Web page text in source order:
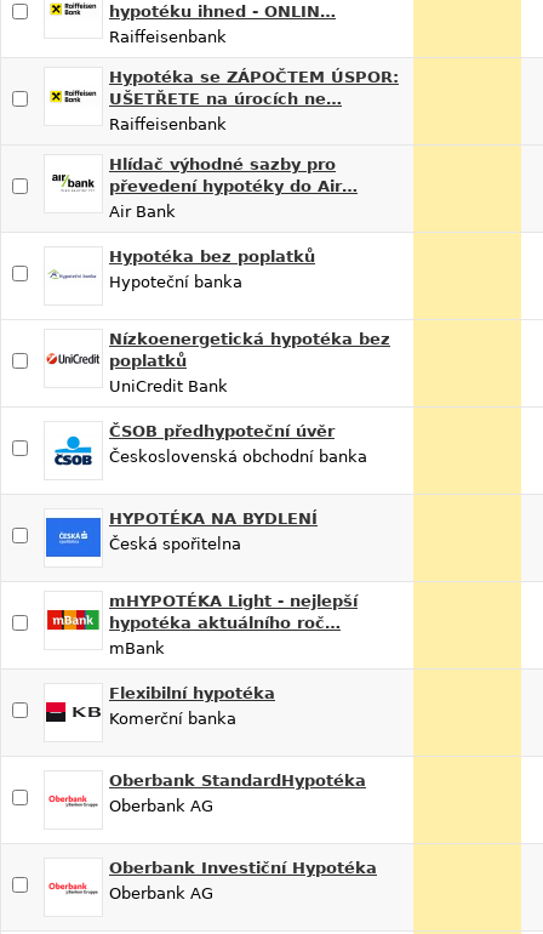
hypotéku ihned - ONLIN…
Raiffeisenbank
Hypotéka se ZÁPOČTEM ÚSPOR:
UŠETŘETE na úrocích ne…
Raiffeisenbank
Hlídač výhodné sazby pro
převedení hypotéky do Air…
Air Bank
Hypotéka bez poplatků
Hypoteční banka
Nízkoenergetická hypotéka bez
poplatků
UniCredit Bank
ČSOB předhypoteční úvěr
Československá obchodní banka
HYPOTÉKA NA BYDLENÍ
Česká spořitelna
mHYPOTÉKA Light - nejlepší
hypotéka aktuálního roč…
mBank
Flexibilní hypotéka
Komerční banka
Oberbank StandardHypotéka
Oberbank AG
Oberbank Investiční Hypotéka
Oberbank AG